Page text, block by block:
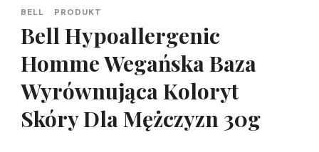
BELL PRODUKT
Bell Hypoallergenic
Homme Wegańska Baza
Wyrównująca Koloryt
Skóry Dla Mężczyzn 30g